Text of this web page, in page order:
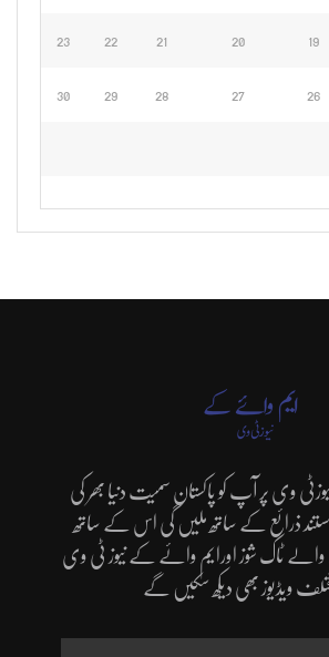
19
20
21
22
23
26
27
28
29
30
وی پر آپ کو پاکستان سمیت دنیا بھر کی
مستند ذرائع کے ساتھ ملیں گی اس کے ساتھ
والے ٹاک شوز اورایم وائے کے نیوز ٹی وی
ویڈیوز بھی دیکھ سکیں گے